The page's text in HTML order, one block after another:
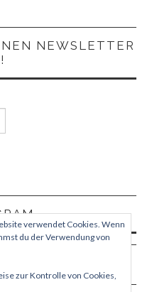
NEWSLETTER
verwendet Cookies. Wenn
du der Verwendung von
zur Kontrolle von Cookies,